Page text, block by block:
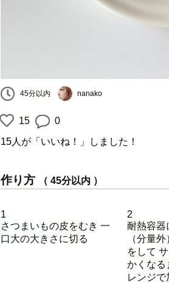
45分以内 nanako
15 0
15人 が「いいね！」しました！
作り方 （ 45分以内 ）
1
さつまいもの皮をむき 一
口大の大きさに切る
2
耐熱容器
（分量
をして
かくなる
レンジで